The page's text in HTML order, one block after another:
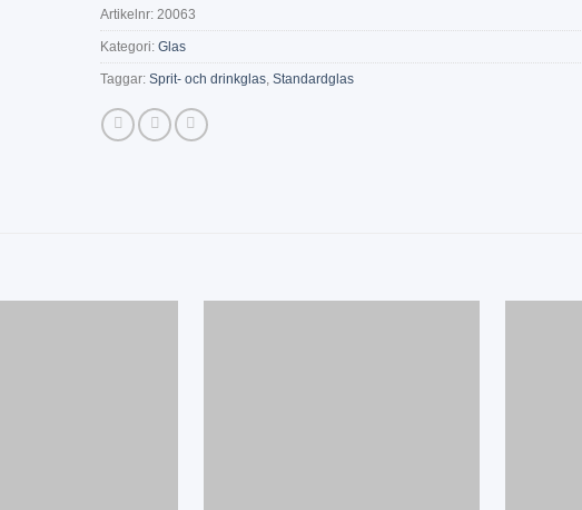
Artikelnr: 20063
Kategori: Glas
Taggar: Sprit- och drinkglas, Standardglas